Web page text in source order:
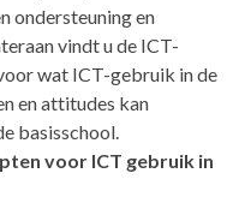
ondersteuning en
vindt u de ICT-
wat ICT-gebruik in de
en attitudes kan
basisschool.
voor ICT gebruik in